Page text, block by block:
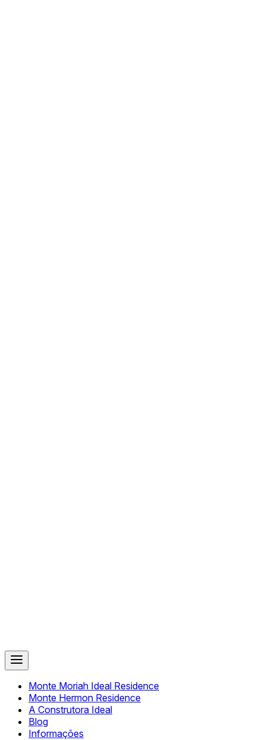
Monte Moriah Ideal Residence
Monte Hermon Residence
A Construtora Ideal
Blog
Informações